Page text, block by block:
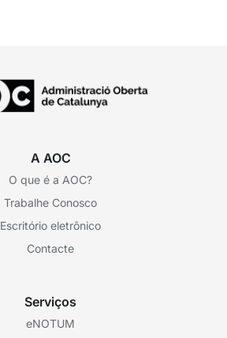
A AOC
O que é a AOC?
Trabalhe Conosco
Escritório eletrônico
Contacte
Serviços
eNOTUM